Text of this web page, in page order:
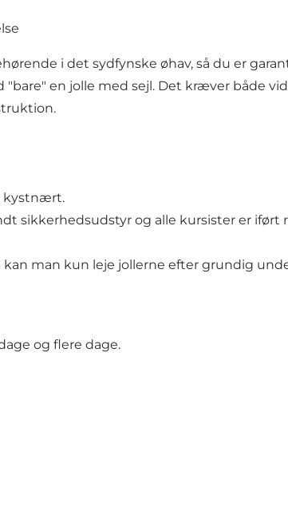
i det sydfynske øhav, så du er
en jolle med sejl. Det kræver både
kystnært.
sikkerhedsudstyr og alle kursister er iført
kan man kun leje jollerne efter grundig
og flere dage.